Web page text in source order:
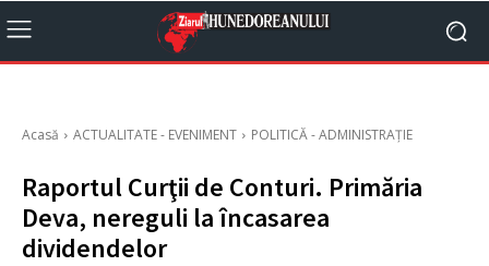
Acasă ACTUALITATE - EVENIMENT POLITICĂ - ADMINISTRAȚIE
Raportul Curţii de Conturi. Primăria
Deva, nereguli la încasarea
dividendelor